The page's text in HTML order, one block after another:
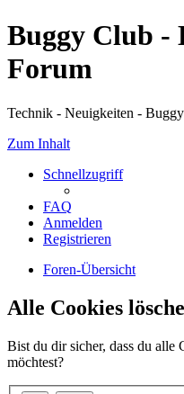
Buggy Club -
Forum
Technik - Neuigkeiten -
Zum Inhalt
Schnellzugriff
FAQ
Anmelden
Registrieren
Foren-Übersicht
Alle Cookies
Bist du dir sicher, dass du alle
möchtest?